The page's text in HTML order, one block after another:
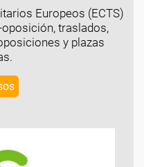
Europeos (ECTS)
traslados,
y plazas